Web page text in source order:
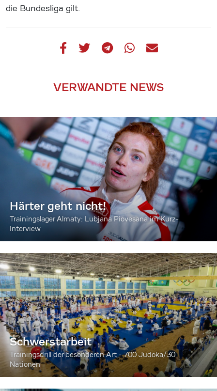
die Bundesliga gilt.
VERWANDTE NEWS
Härter geht nicht!
Trainingslager Almaty: Lubjana Piovesana im Kurz-
Interview
Schwerstarbeit
Trainingsdrill der besonderen Art - 700 Judoka/30
Nationen